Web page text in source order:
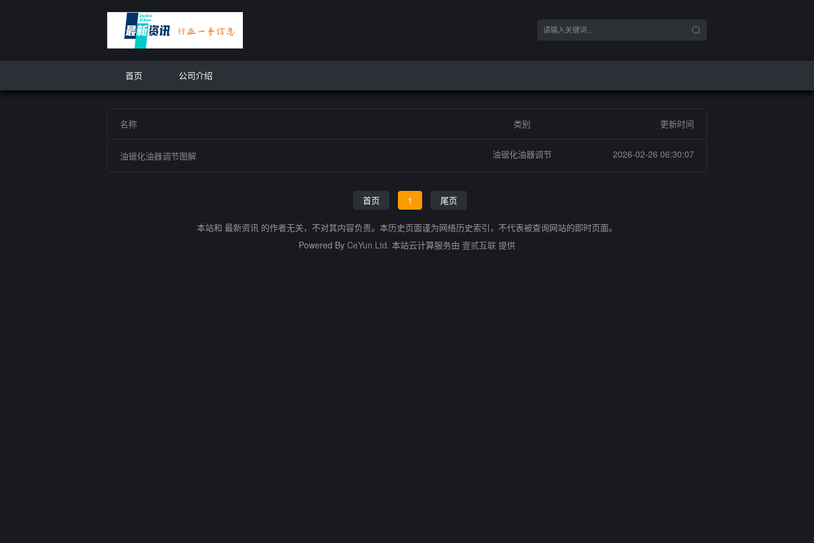
首页 公司介绍
名称 类别 更新时间
油锯化油器调节图解 油锯化油器调节 2026-02-26 06:30:07
首页 1 尾页
本站和 最新资讯 的作者无关，不对其内容负责。本历史页面谨为网络历史索引，不代表被查询网站的即时页面。
Powered By CeYun Ltd. 本站云计算服务由 壹贰互联 提供